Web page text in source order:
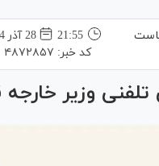
21:55
28 آذر 1404
کد خبر: ۴۸۷۲۸۵۷
وزیر